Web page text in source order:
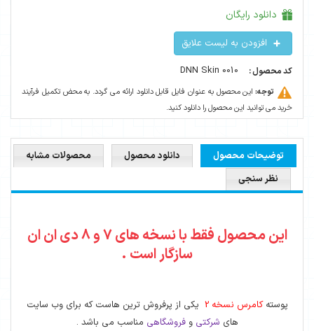
دانلود رایگان
افزودن به لیست علایق
کد محصول : DNN Skin 0010
توجه: این محصول به عنوان فایل قابل دانلود ارائه می گردد. به محض تکمیل فرآیند
خرید می توانید این محصول را دانلود کنید.
توضیحات محصول دانلود محصول
محصولات مشابه
نظر سنجی
این محصول فقط با نسخه های 7 و 8 دی ان ان
سازگار است .
پوستهکامرس نسخه 2
یکی از پرفروش ترین هاست که برای وب سایت
های شرکتی و فروشگاهی مناسب می باشد .